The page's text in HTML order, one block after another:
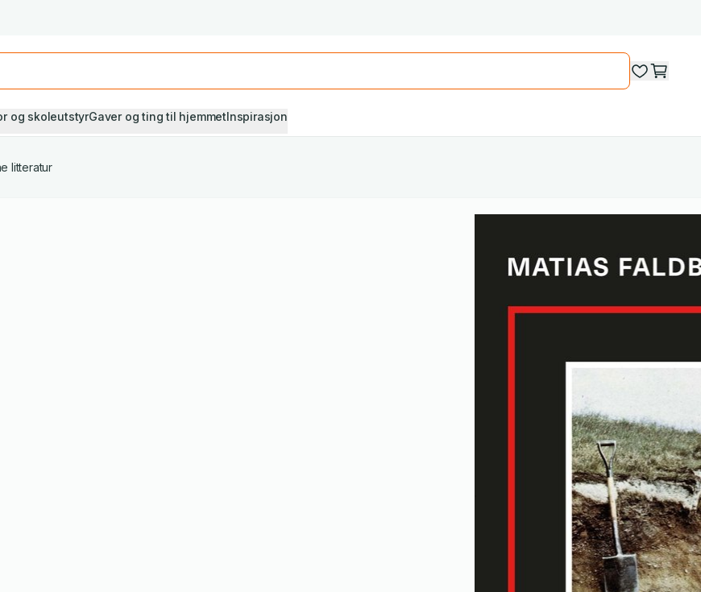
og skoleutstyrGaver og ting til hjemmetInspirasjon
litteratur